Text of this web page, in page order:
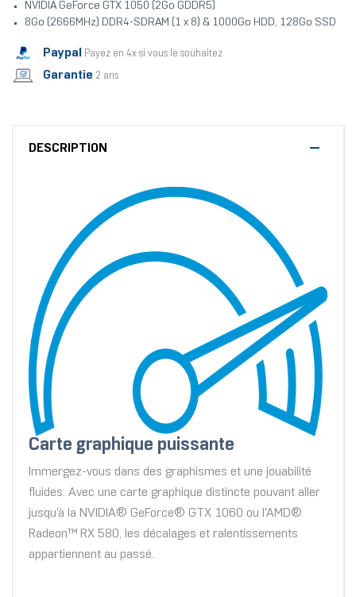
NVIDIA GeForce GTX 1050 (2Go GDDR5)
8Go (2666MHz) DDR4-SDRAM (1 x 8) & 1000Go HDD, 128Go SSD
Paypal Payez en 4x si vous le souhaitez
Garantie 2 ans
DESCRIPTION
Carte graphique puissante
Immergez-vous dans des graphismes et une jouabilité
fluides. Avec une carte graphique distincte pouvant aller
jusqu'à la NVIDIA® GeForce® GTX 1060 ou l'AMD®
Radeon™ RX 580, les décalages et ralentissements
appartiennent au passé.